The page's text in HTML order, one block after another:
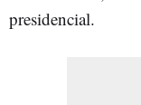
presidencial.